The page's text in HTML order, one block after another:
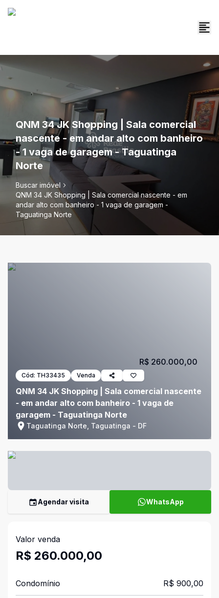
QNM 34 JK Shopping | Sala comercial
nascente - em andar alto com banheiro
- 1 vaga de garagem - Taguatinga
Norte
Buscar imóvel
QNM 34 JK Shopping | Sala comercial nascente - em
andar alto com banheiro - 1 vaga de garagem -
Taguatinga Norte
Cód: TH33435 Venda
QNM 34 JK Shopping | Sala comercial nascente
- em andar alto com banheiro - 1 vaga de
garagem - Taguatinga Norte
Taguatinga Norte, Taguatinga - DF
R$ 260.000,00
Agendar visita WhatsApp
Valor venda
R$ 260.000,00
Condomínio R$ 900,00